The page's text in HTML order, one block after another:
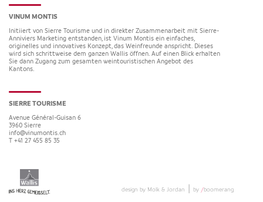
VINUM MONTIS
Initiiert von Sierre Tourisme und in direkter Zusammenarbeit mit Sierre-
Anniviers Marketing entstanden, ist Vinum Montis ein einfaches,
originelles und innovatives Konzept, das Weinfreunde anspricht. Dieses
wird sich schrittweise dem ganzen Wallis öffnen. Auf einen Blick erhalten
Sie dann Zugang zum gesamten weintouristischen Angebot des
Kantons.
SIERRE TOURISME
Avenue Général-Guisan 6
3960 Sierre
info@vinumontis.ch
T +41 27 455 85 35
design by Molk & Jordan by /boomerang